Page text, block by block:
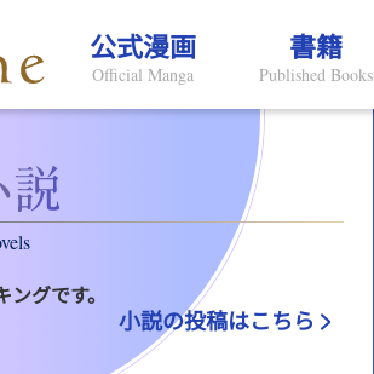
公式漫画
Official Manga
書籍
Published Books
グです。
小説の投稿はこちら